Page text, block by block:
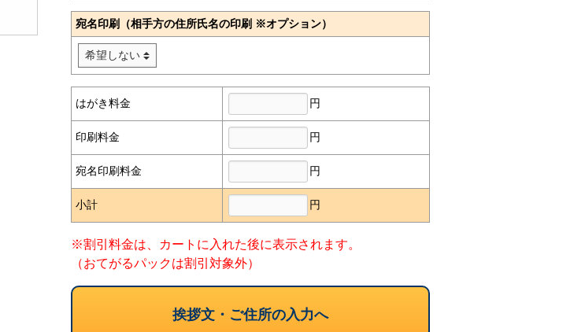
宛名印刷（相手方の住所氏名の印刷 ※オプション）
はがき料金 円
印刷料金 円
宛名印刷料金 円
小計 円
※割引料金は、カートに入れた後に表示されます。
（おてがるパックは割引対象外）